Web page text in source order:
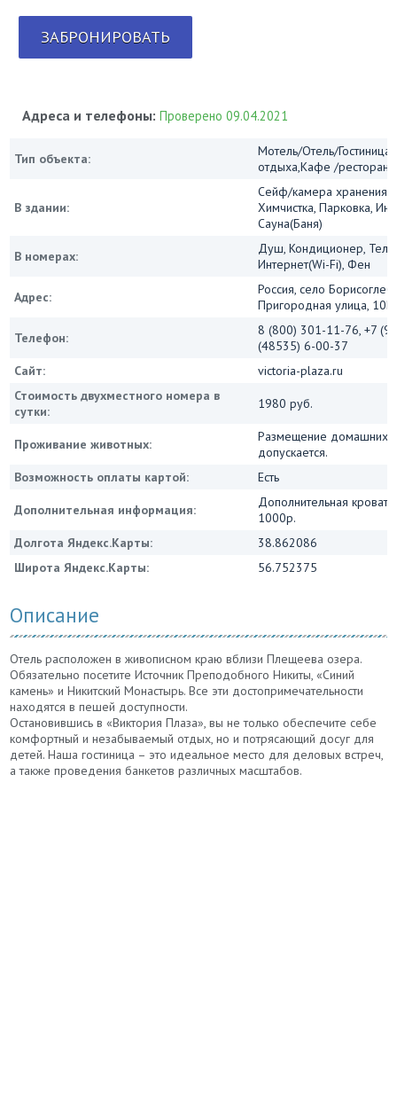
ЗАБРОНИРОВАТЬ
Адреса и телефоны:Проверено 09.04.2021
Тип объекта:
Мотель/Отель/
отдыха,Кафе /рестораны
В здании:
Сейф/камера хранения,
Химчистка, Парковка,
Сауна(Баня)
В номерах:
Душ, Кондиционер,
Интернет(Wi-Fi), Фен
Адрес:
Россия, село
Пригородная улица, 10Б
Телефон:
8 (800) 301-11-76, +7
(48535) 6-00-37
Сайт:
victoria-plaza.ru
Стоимость двухместного номера в
сутки:
1980 руб.
Проживание животных:
Размещение домашних
допускается.
Возможность оплаты картой:
Есть
Дополнительная информация:
Дополнительная
1000р.
Долгота Яндекс.Карты:
38.862086
Широта Яндекс.Карты:
56.752375
Описание
Отель расположен в живописном краю вблизи Плещеева озера.
Обязательно посетите Источник Преподобного Никиты, «Синий
камень» и Никитский Монастырь. Все эти достопримечательности
находятся в пешей доступности.
Остановившись в «Виктория Плаза», вы не только обеспечите себе
комфортный и незабываемый отдых, но и потрясающий досуг для
детей. Наша гостиница – это идеальное место для деловых встреч,
а также проведения банкетов различных масштабов.